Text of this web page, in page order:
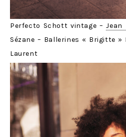
Perfecto Schott vintage –Jean
Sézane – Ballerines « Brigitte »
Laurent